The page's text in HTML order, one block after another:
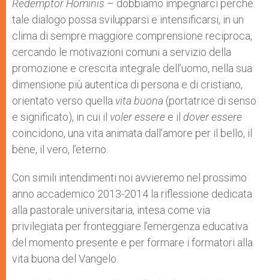
Redemptor Hominis – dobbiamo impegnarci perché
tale dialogo possa svilupparsi e intensificarsi, in un
clima di sempre maggiore comprensione reciproca,
cercando le motivazioni comuni a servizio della
promozione e crescita integrale dell’uomo, nella sua
dimensione più autentica di persona e di cristiano,
orientato verso quella vita buona (portatrice di senso
e significato), in cui il voler essere e il dover essere
coincidono, una vita animata dall’amore per il bello, il
bene, il vero, l’eterno.
Con simili intendimenti noi avvieremo nel prossimo
anno accademico 2013-2014 la riflessione dedicata
alla pastorale universitaria, intesa come via
privilegiata per fronteggiare l’emergenza educativa
del momento presente e per formare i formatori alla
vita buona del Vangelo.